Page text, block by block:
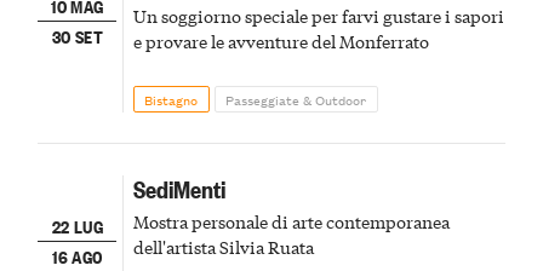
30 SET
Un soggiorno speciale per farvi gustare i sapori
e provare le avventure del Monferrato
Bistagno Passeggiate & Outdoor
22 LUG
16 AGO
SediMenti
Mostra personale di arte contemporanea
dell'artista Silvia Ruata